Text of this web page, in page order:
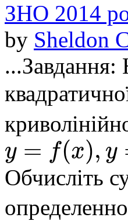
ЗНО 2014
by Sheldon
...Завдання:
y = f(x),y
Обчисліть